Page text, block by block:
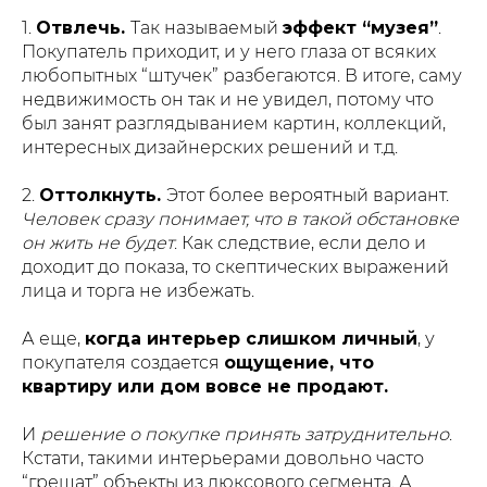
1. Отвлечь. Так называемый эффект “музея”.
Покупатель приходит, и у него глаза от всяких
любопытных “штучек” разбегаются. В итоге, саму
недвижимость он так и не увидел, потому что
был занят разглядыванием картин, коллекций,
интересных дизайнерских решений и т.д.
2. Оттолкнуть. Этот более вероятный вариант.
Человек сразу понимает, что в такой обстановке
он жить не будет. Как следствие, если дело и
доходит до показа, то скептических выражений
лица и торга не избежать.
А еще, когда интерьер слишком личный, у
покупателя создается ощущение, что
квартиру или дом вовсе не продают.
И решение о покупке принять затруднительно.
Кстати, такими интерьерами довольно часто
“грешат” объекты из люксового сегмента. А